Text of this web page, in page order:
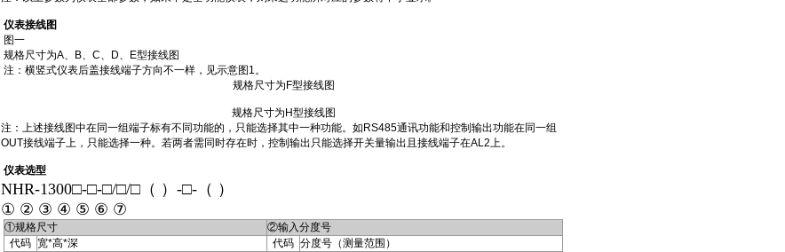
仪表接线图
图一
规格尺寸为A、B、C、D、E型接线图
注：横竖式仪表后盖接线端子方向不一样，见示意图1。
规格尺寸为F型接线图
规格尺寸为H型接线图
注：上述接线图中在同一组端子标有不同功能的，只能选择其中一种功能。如RS485通讯功能和控制输出功能在同一组
OUT接线端子上，只能选择一种。若两者需同时存在时，控制输出只能选择开关量输出且接线端子在AL2上。
仪表选型
NHR-1300□-□-□/□/□（ ）-□-（ ）
① ② ③ ④ ⑤ ⑥ ⑦
①规格尺寸
②输入分度号
代码 宽*高*深 代码 分度号（测量范围）